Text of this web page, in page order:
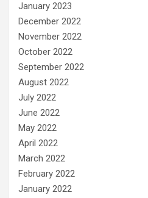
January 2023
December 2022
November 2022
October 2022
September 2022
August 2022
July 2022
June 2022
May 2022
April 2022
March 2022
February 2022
January 2022